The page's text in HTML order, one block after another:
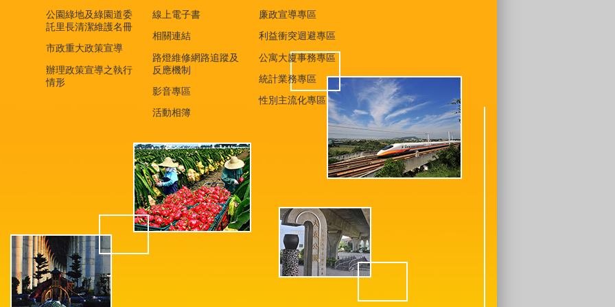
公園綠地及綠園道委
託里長清潔維護名冊
市政重大政策宣導
辦理政策宣導之執行
情形
線上電子書
相關連結
路燈維修網路追蹤及
反應機制
影音專區
活動相簿
廉政宣導專區
利益衝突迴避專區
公寓大廈事務專區
統計業務專區
性別主流化專區